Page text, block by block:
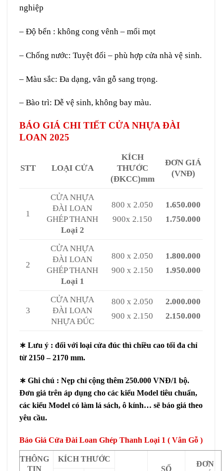
nghiệp
– Độ bển : không cong vênh – mối mọt
– Chống nước: Tuyệt đối – phù hợp cửa nhà vệ sinh.
– Màu sắc: Đa dạng, vân gỗ sang trọng.
– Bào trì: Dễ vệ sinh, không bay màu.
BÁO GIÁ CHI TIẾT CỬA NHỰA ĐÀI
LOAN 2025
STT LOẠI CỬA
KÍCH
THƯỚC
(ĐKCC)mm
ĐƠN GIÁ
(VNĐ)
1
CỬA NHỰA
ĐÀI LOAN
GHÉP THANH
Loại 2
800 x 2.050
900x 2.150
1.650.000
1.750.000
2
CỬA NHỰA
ĐÀI LOAN
GHÉP THANH
Loại 1
800 x 2.050
900 x 2.150
1.800.000
1.950.000
3
CỬA NHỰA
ĐÀI LOAN
NHỰA ĐÚC
800 x 2.050
900 x 2.150
2.000.000
2.150.000
∗ Lưu ý : đối với loại cửa đúc thì chiều cao tối đa chỉ
từ 2150 – 2170 mm.
∗ Ghi chú : Nẹp chỉ cộng thêm 250.000 VNĐ/1 bộ.
Đơn giá trên áp dụng cho các kiểu Model tiêu chuẩn,
các kiểu Model có làm lá sách, ô kính… sẽ báo giá theo
yêu cầu.
Báo Giá Cửa Đài Loan Ghép Thanh Loại 1 ( Vân Gỗ )
THÔNG
TIN
KÍCH THƯỚC
SỐ
ĐƠN